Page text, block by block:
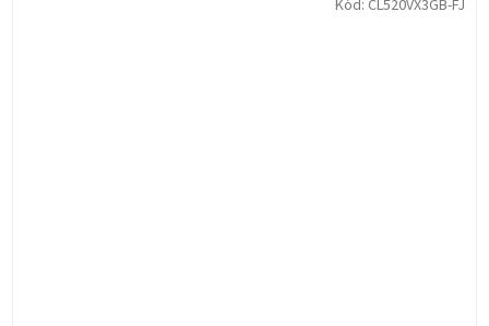
Kód: CL520VX3GB-FJ